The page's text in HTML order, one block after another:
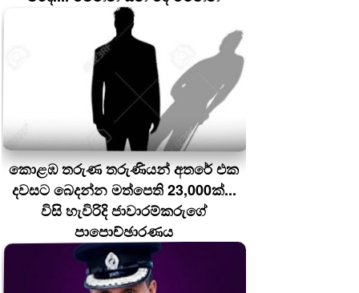
කොළඹ තරුණ තරුණියන් අතරේ එක
දවසට බෙදන්න මත්පෙති 23,000ක්...
විසි හැවිරිදි ජාවාරම්කරුගේ
පාපොච්ඡාරණය